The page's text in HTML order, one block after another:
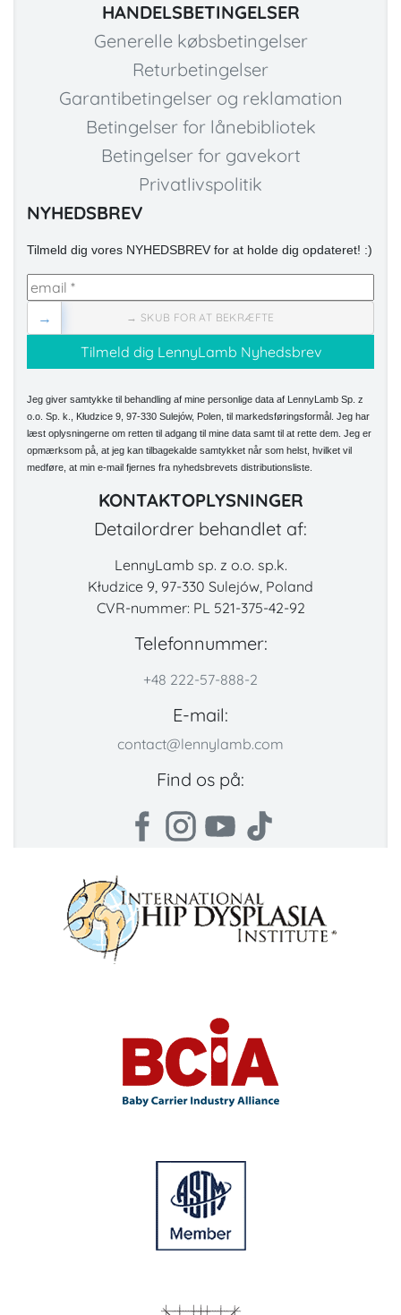
HANDELSBETINGELSER
Generelle købsbetingelser
Returbetingelser
Garantibetingelser og reklamation
Betingelser for lånebibliotek
Betingelser for gavekort
Privatlivspolitik
NYHEDSBREV
Tilmeld dig vores NYHEDSBREV for at holde dig opdateret! :)
→ SKUB FOR AT BEKRÆFTE
→
Jeg giver samtykke til behandling af mine personlige data af LennyLamb Sp. z
o.o. Sp. k., Kłudzice 9, 97-330 Sulejów, Polen, til markedsføringsformål. Jeg har
læst oplysningerne om retten til adgang til mine data samt til at rette dem. Jeg er
opmærksom på, at jeg kan tilbagekalde samtykket når som helst, hvilket vil
medføre, at min e-mail fjernes fra nyhedsbrevets distributionsliste.
KONTAKTOPLYSNINGER
Detailordrer behandlet af:
LennyLamb sp. z o.o. sp.k.
Kłudzice 9, 97-330 Sulejów, Poland
CVR-nummer: PL 521-375-42-92
Telefonnummer:
+48 222-57-888-2
E-mail:
contact@lennylamb.com
Find os på: